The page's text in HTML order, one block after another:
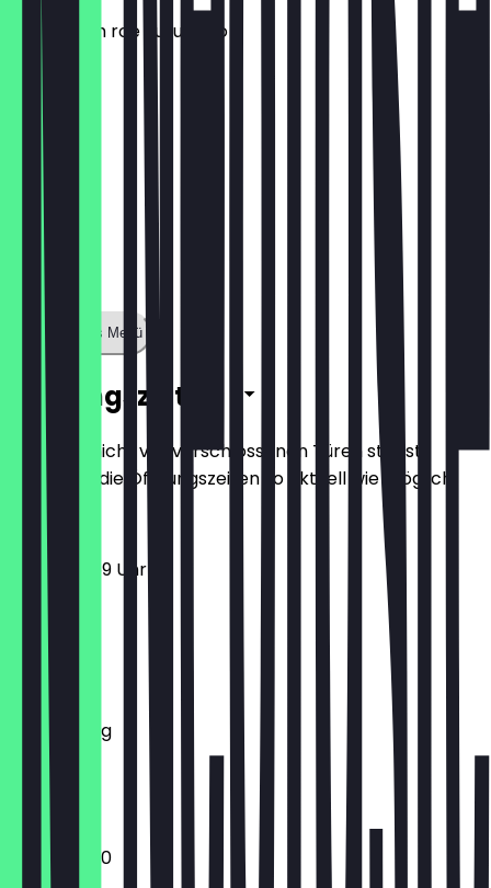
truffle | fish roe | uzu miso
Zeige ganzes Menü
Öffnungszeiten
Damit du nicht vor verschlossenen Türen stehst,
halten wir die Öffnungszeiten so aktuell wie möglich.
12:00 - 23:59 Uhr
Dienstag
Mittwoch
Donnerstag
Samstag
Sonntag
12:00 - 23:30